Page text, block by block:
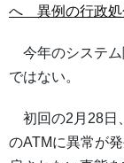
へ 異例の行政処
今年のシステム
ではない。
初回の2月28日
のATMに異常が